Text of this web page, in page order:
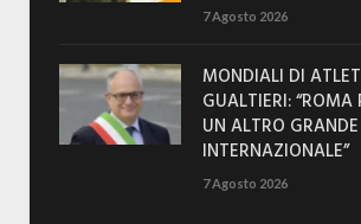
7 Agosto 2026
MONDIALI DI
GUALTIERI: “ROMA
UN ALTRO
INTERNAZIONALE”
7 Agosto 2026